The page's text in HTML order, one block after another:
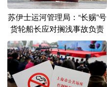
Русский язык
Deutsch Português
苏伊士运河管理局：“长赐”号
货轮船长应对搁浅事故负责